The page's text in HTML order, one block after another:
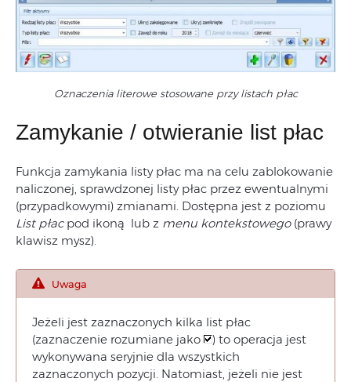
Oznaczenia literowe stosowane przy listach płac
Zamykanie / otwieranie list płac
Funkcja zamykania listy płac ma na celu zablokowanie
naliczonej, sprawdzonej listy płac przez ewentualnymi
(przypadkowymi) zmianami. Dostępna jest z poziomu
List płacpod ikoną lub z menu kontekstowego(prawy
klawisz mysz).
Uwaga
Jeżeli jest zaznaczonych kilka list płac
(zaznaczenie rozumiane jako
) to operacja jest
wykonywana seryjnie dla wszystkich
zaznaczonych pozycji. Natomiast, jeżeli nie jest